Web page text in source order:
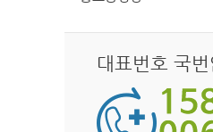
대표번호 국번